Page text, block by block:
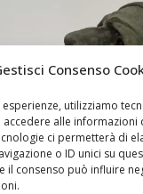
Consenso
utilizziamo
alle informazioni
ci permetterà di
o ID unici su
il consenso può influire
questo